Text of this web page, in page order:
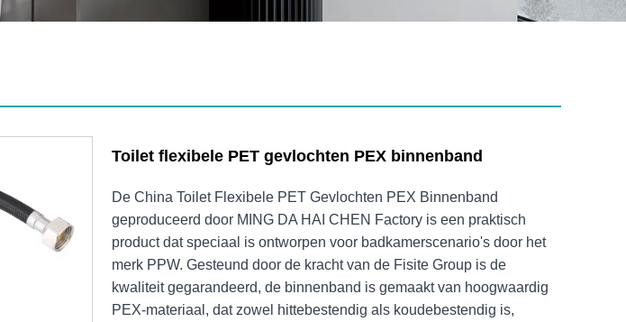
Toilet flexibele PET gevlochten PEX binnenband
De China Toilet Flexibele PET Gevlochten PEX Binnenband
geproduceerd door MING DA HAI CHEN Factory is een praktisch
product dat speciaal is ontworpen voor badkamerscenario's door het
merk PPW. Gesteund door de kracht van de Fisite Group is de
kwaliteit gegarandeerd, de binnenband is gemaakt van hoogwaardig
PEX-materiaal, dat zowel hittebestendig als koudebestendig is,